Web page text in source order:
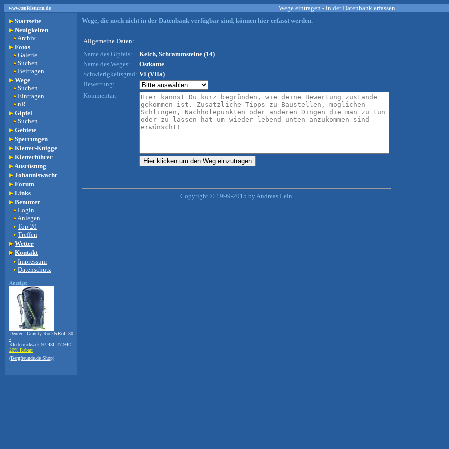
www.teufelsturm.de Wege eintragen - in der Datenbank erfassen
Startseite
Neuigkeiten
Archiv
Fotos
Galerie
Suchen
Beitragen
Wege
Suchen
Eintragen
nR
Gipfel
Suchen
Gebiete
Sperrungen
Kletter-Knigge
Kletterführer
Ausrüstung
Johanniswacht
Forum
Links
Benutzer
Login
Anlegen
Top 20
Treffen
Wetter
Kontakt
Impressum
Datenschutz
Anzeige:
Deuter - Gravity Rock&Roll 30
-
Kletterrucksack 97.43€ 77.94€
20% Rabatt
(Bergfreunde.de Shop)
Wege, die noch nicht in der Datenbank verfügbar sind, können hier erfasst werden.
Allgemeine Daten:
Name des Gipfels:
Kelch, Schrammsteine (14)
Name des Weges:
Ostkante
Schwierigkeitsgrad: VI (VIIa)
Bewertung:
Kommentar:
Copyright © 1999-2015 by Andreas Lein